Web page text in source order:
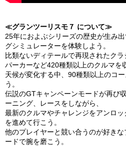
≪グランツーリスモ７ について≫
25年におよぶシリーズの歴史が生み
グシミュレーターを体験しよう。
比類ないディテールで再現されたク
パーカーなど420種類以上のクルマを
天候が変化する中、90種類以上のコ
う。
伝説のGTキャンペーンモードが再び
ーニング、レースをしながら、
最新のクルマやチャレンジをアンロ
を進めて行こう。
他のプレイヤーと競い合うのが好き
ードで腕を磨こう。